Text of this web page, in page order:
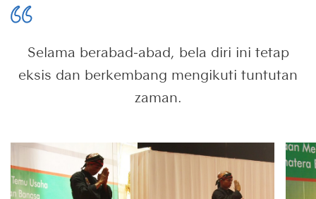
Selama berabad-abad, bela diri ini tetap
eksis dan berkembang mengikuti tuntutan
zaman.